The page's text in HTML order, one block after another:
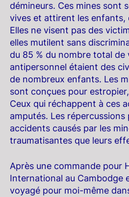
démineurs. Ces mines sont
vives et attirent les enfants,
Elles ne visent pas des
elles mutilent sans
du 85 % du nombre total de
antipersonnel étaient des
de nombreux enfants. Les
sont conçues pour
Ceux qui réchappent à ces
amputés. Les
accidents causés par les
traumatisantes que leurs
Après une commande pour
International au Cambodge
voyagé pour moi-même